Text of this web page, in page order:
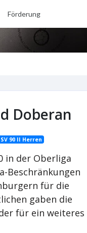
Förderung
Doberan
90 II Herren
in der Oberliga
Beschränkungen
für die
gaben die
für ein weiteres